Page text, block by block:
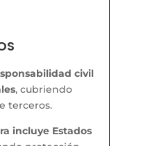
civil
, cubriendo
terceros.
incluye Estados